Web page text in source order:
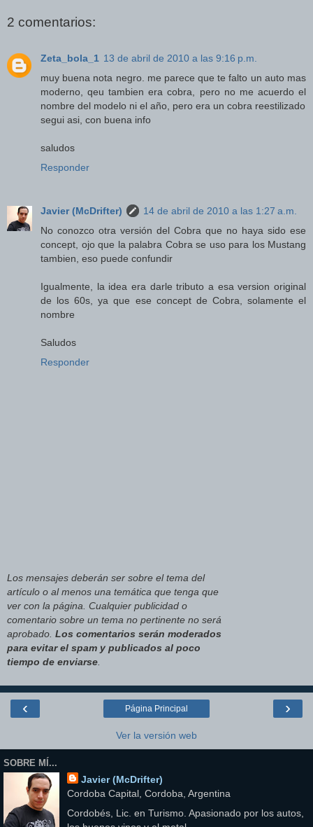
2 comentarios:
Zeta_bola_1 13 de abril de 2010 a las 9:16 p.m.
muy buena nota negro. me parece que te falto un auto mas
moderno, qeu tambien era cobra, pero no me acuerdo el
nombre del modelo ni el año, pero era un cobra reestilizado
segui asi, con buena info
saludos
Responder
Javier (McDrifter)
14 de abril de 2010 a las 1:27 a.m.
No conozco otra versión del Cobra que no haya sido ese
concept, ojo que la palabra Cobra se uso para los Mustang
tambien, eso puede confundir
Igualmente, la idea era darle tributo a esa version original
de los 60s, ya que ese concept de Cobra, solamente el
nombre
Saludos
Responder
Los mensajes deberán ser sobre el tema del
artículo o al menos una temática que tenga que
ver con la página. Cualquier publicidad o
comentario sobre un tema no pertinente no será
aprobado. Los comentarios serán moderados
para evitar el spam y publicados al poco
tiempo de enviarse
‹ ›
Página Principal
Ver la versión web
SOBRE MÍ...
Javier (McDrifter)
Cordoba Capital, Cordoba, Argentina
Cordobés, Lic. en Turismo. Apasionado por los autos,